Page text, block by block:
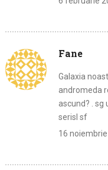
Fane
Galaxia
andromeda
ascund? .
serisl sf
16